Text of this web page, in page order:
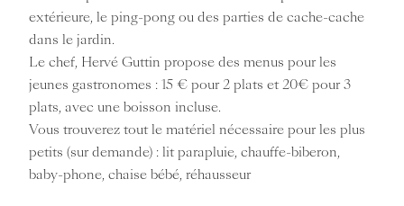
extérieure, le ping-pong ou des parties de cache-cache
dans le jardin.
Le chef, Hervé Guttin propose des menus pour les
jeunes gastronomes : 15 € pour 2 plats et 20€ pour 3
plats, avec une boisson incluse.
Vous trouverez tout le matériel nécessaire pour les plus
petits (sur demande) : lit parapluie, chauffe-biberon,
baby-phone, chaise bébé, réhausseur